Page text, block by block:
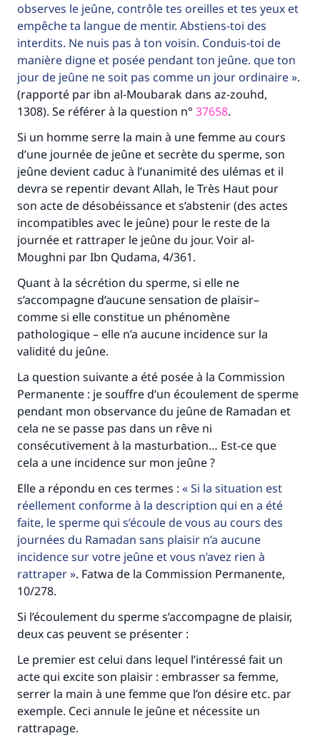
observes le jeûne, contrôle tes oreilles et tes yeux et
empêche ta langue de mentir. Abstiens-toi des
interdits. Ne nuis pas à ton voisin. Conduis-toi de
manière digne et posée pendant ton jeûne. que ton
jour de jeûne ne soit pas comme un jour ordinaire .
(rapporté par ibn al-Moubarak dans az-zouhd,
1308). Se référer à la question n° 37658.
Si un homme serre la main à une femme au cours
d’une journée de jeûne et secrète du sperme, son
jeûne devient caduc à l’unanimité des ulémas et il
devra se repentir devant Allah, le Très Haut pour
son acte de désobéissance et s’abstenir (des actes
incompatibles avec le jeûne) pour le reste de la
journée et rattraper le jeûne du jour. Voir al-
Moughni par Ibn Qudama, 4/361.
Quant à la sécrétion du sperme, si elle ne
s’accompagne d’aucune sensation de plaisir–
comme si elle constitue un phénomène
pathologique – elle n’a aucune incidence sur la
validité du jeûne.
La question suivante a été posée à la Commission
Permanente : je souffre d’un écoulement de sperme
pendant mon observance du jeûne de Ramadan et
cela ne se passe pas dans un rêve ni
consécutivement à la masturbation… Est-ce que
cela a une incidence sur mon jeûne ?
Elle a répondu en ces termes :
Si la situation est
réellement conforme à la description qui en a été
faite, le sperme qui s’écoule de vous au cours des
journées du Ramadan sans plaisir n’a aucune
incidence sur votre jeûne et vous n’avez rien à
rattraper . Fatwa de la Commission Permanente,
10/278.
Si l’écoulement du sperme s’accompagne de plaisir,
deux cas peuvent se présenter :
Le premier est celui dans lequel l’intéressé fait un
acte qui excite son plaisir : embrasser sa femme,
serrer la main à une femme que l’on désire etc. par
exemple. Ceci annule le jeûne et nécessite un
rattrapage.
Faites une différence dans la vie de
millions de personnes grâce à votre
contribution
Aidez nous à apporter des réponses.
Le Messager d'Allah (Paix sur lui) a dit:
"Celui qui indique une bonne action obtient la
même récompense que celui qui le fait."
Soutenez IslamQA